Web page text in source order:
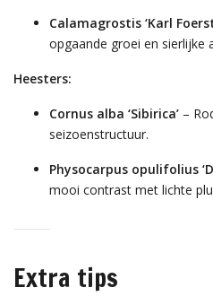
Calamagrostis ‘Karl
opgaande groei en sierlijke
Heesters:
Cornus alba ‘Sibirica’ –
seizoenstructuur.
Physocarpus opulifolius
mooi contrast met lichte
Extra tips